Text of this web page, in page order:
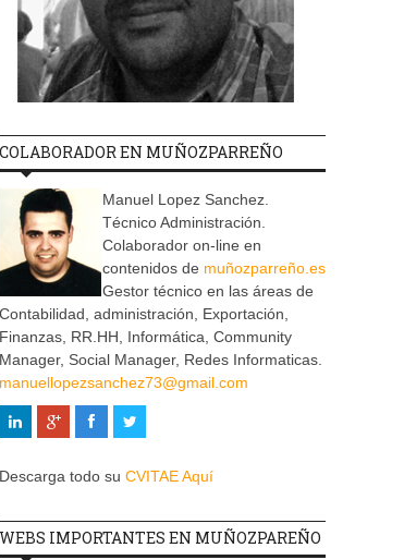
COLABORADOR EN MUÑOZPARREÑO
Manuel Lopez Sanchez.
Técnico Administración.
Colaborador on-line en
contenidos de muñozparreño.es
Gestor técnico en las áreas de
Contabilidad, administración, Exportación,
Finanzas, RR.HH, Informática, Community
Manager, Social Manager, Redes Informaticas.
manuellopezsanchez73@gmail.com
Descarga todo su CVITAE Aquí
WEBS IMPORTANTES EN MUÑOZPAREÑO